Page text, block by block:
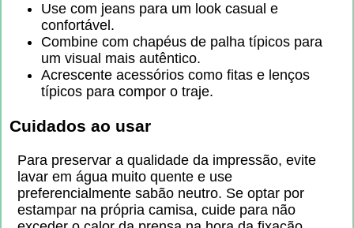
Use com jeans para um look casual e
confortável.
Combine com chapéus de palha típicos para
um visual mais autêntico.
Acrescente acessórios como fitas e lenços
típicos para compor o traje.
Cuidados ao usar
Para preservar a qualidade da impressão, evite
lavar em água muito quente e use
preferencialmente sabão neutro. Se optar por
estampar na própria camisa, cuide para não